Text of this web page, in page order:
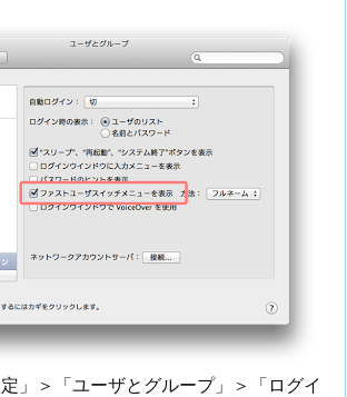
定」＞「ユーザとグループ」＞「ログイ